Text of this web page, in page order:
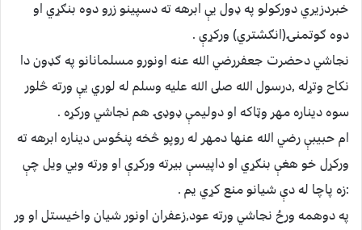
خبردزيري دوركولو په ډول يې ابرهه ته دسپينو زرو دوه بنګړي او
دوه ګوتمنۍ(انګشتري) وركړې .
نجاشي دحضرت جعفررضي الله عنه اونورو مسلمانانو په ګډون دا
نكاح وتړله ,درسول الله صلى الله عليه وسلم له لوري يې ورته څلور
سوه ديناره مهر وټاكه او دوليمې ډوډۍ هم نجاشي وركړه .
ام حبيبې رضي الله عنها دمهر له روپو څخه پنځوس ديناره ابرهه ته
وركړل خو هغې بنګړي او داپيسې بيرته وركړې او ورته ويي ويل چې
:زه پاچا له دې شيانو منع كړي يم .
په دوهمه ورځ نجاشي ورته عود,زعفران اونور شيان واخيستل او ور